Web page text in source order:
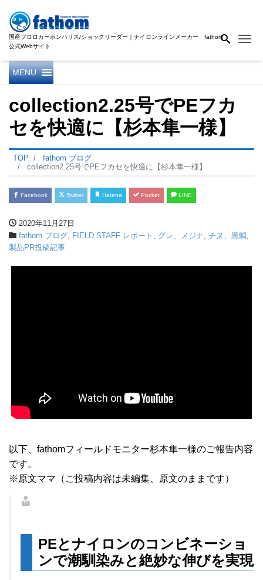
国産フロロカーボンハリス/ショックリーダー｜ナイロンラインメーカー fathom
公式Webサイト
MENU
collection2.25号でPEフカ
セを快適に【杉本隼一様】
TOP
fathom ブログ
collection2.25号でPEフカセを快適に【杉本隼一様】
Facebook Twitter Hatena Pocket LINE
2020年11月27日
fathom ブログ FIELD STAFF レポート グレ、メジナ チヌ、黒鯛
製品PR投稿記事
以下、fathomフィールドモニター杉本隼一様のご報告内容
です。
※原文ママ（ご投稿内容は未編集、原文のままです）
PEとナイロンのコンビネーショ
ンで潮馴染みと絶妙な伸びを実現